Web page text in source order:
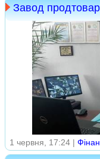
Завод
1 червня, 17:24 |